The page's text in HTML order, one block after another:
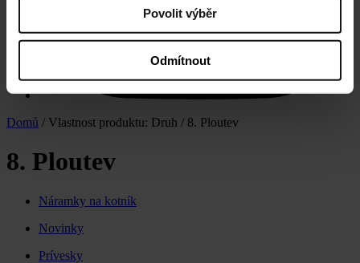
Povolit výběr
Odmítnout
Domů / Vlastnost produktu: Druh / 8. Ploutev
8. Ploutev
Náramky na kotník
Novinky
Prívesky